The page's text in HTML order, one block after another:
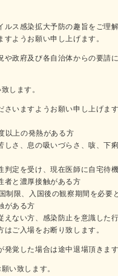
ルス感染拡大予防の趣旨をご理
ようお願い申し上げます。
や政府及び各自治体からの要請
します。
さいますようお願い申し上げま
以上の発熱がある方
しさ、息の吸いづらさ、咳、下
判定を受け、現在医師に自宅待
者と濃厚接触がある方
制限、入国後の観察期間を必要
がある方
えない方、感染防止を意識した
ご入場をお断り致します。
覚した場合は途中退場頂きます
い致します。